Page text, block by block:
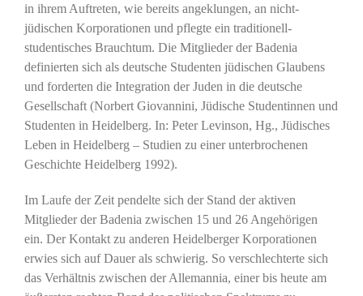
in ihrem Auftreten, wie bereits angeklungen, an nicht-
jüdischen Korporationen und pflegte ein traditionell-
studentisches Brauchtum. Die Mitglieder der Badenia
definierten sich als deutsche Studenten jüdischen Glaubens
und forderten die Integration der Juden in die deutsche
Gesellschaft (Norbert Giovannini, Jüdische Studentinnen und
Studenten in Heidelberg. In: Peter Levinson, Hg., Jüdisches
Leben in Heidelberg – Studien zu einer unterbrochenen
Geschichte Heidelberg 1992).
Im Laufe der Zeit pendelte sich der Stand der aktiven
Mitglieder der Badenia zwischen 15 und 26 Angehörigen
ein. Der Kontakt zu anderen Heidelberger Korporationen
erwies sich auf Dauer als schwierig. So verschlechterte sich
das Verhältnis zwischen der Allemannia, einer bis heute am